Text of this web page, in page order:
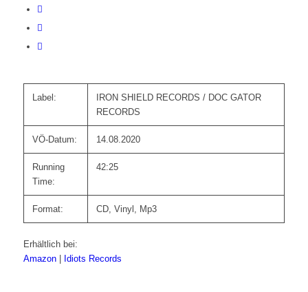
Label:
IRON SHIELD RECORDS / DOC GATOR
RECORDS
VÖ-Datum: 14.08.2020
Running
Time:
42:25
Format: CD, Vinyl, Mp3
Erhältlich bei:
Amazon
Idiots Records